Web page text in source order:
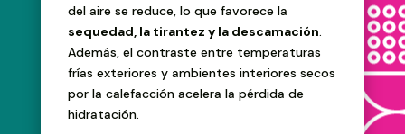
del aire se reduce, lo que favorece la
sequedad, la tirantez y la descamación.
Además, el contraste entre temperaturas
frías exteriores y ambientes interiores secos
por la calefacción acelera la pérdida de
hidratación.